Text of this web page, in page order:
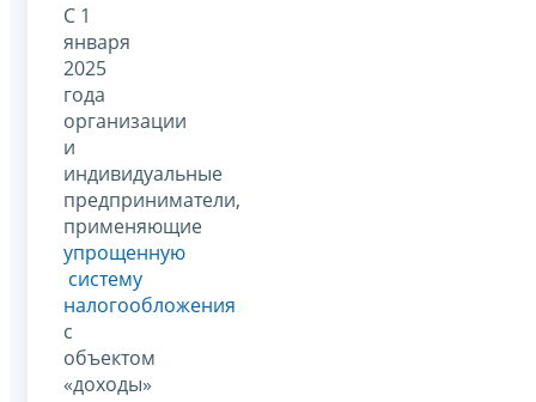
С 1
января
2025
года
организации
и
индивидуальные
предприниматели,
применяющие
упрощенную
систему
налогообложения
с
объектом
«доходы»